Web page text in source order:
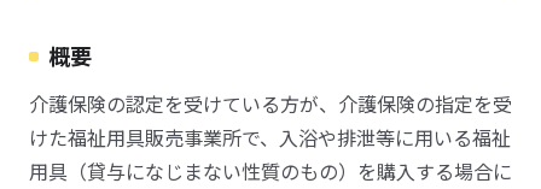
概要
介護保険の認定を受けている方が、介護保険の指定を受
けた福祉用具販売事業所で、入浴や排泄等に用いる福祉
用具（貸与になじまない性質のもの）を購入する場合に